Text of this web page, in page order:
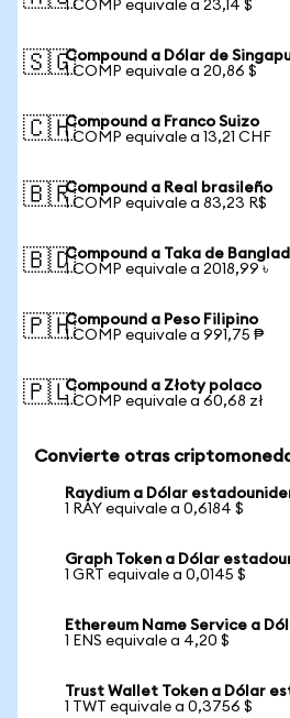
1 COMP equivale a 23,14 $
🇸🇬Compound a Dólar de
1 COMP equivale a 20,86 $
🇨🇭Compound a Franco Suizo
1 COMP equivale a 13,21 CHF
🇧🇷Compound a Real brasileño
1 COMP equivale a 83,23 R$
🇧🇩Compound a Taka de
1 COMP equivale a 2018,99 ৳
🇵🇭Compound a Peso Filipino
1 COMP equivale a 991,75 ₱
🇵🇱Compound a Złoty polaco
1 COMP equivale a 60,68 zł
Convierte otras
Raydium a Dólar
1 RAY equivale a 0,6184 $
Graph Token a Dólar
1 GRT equivale a 0,0145 $
Ethereum Name Service a
1 ENS equivale a 4,20 $
Trust Wallet Token a Dólar
1 TWT equivale a 0,3756 $